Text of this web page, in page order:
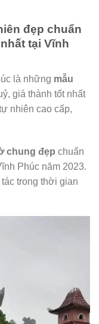
đẹp chuẩn
tại Vĩnh
là những mẫu
giá thành tốt nhất
nhiên cao cấp,
chung đẹp chuẩn
Phúc năm 2023.
tác trong thời gian